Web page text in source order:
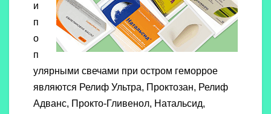
и
п
о
п
улярными свечами при остром геморрое
являются Релиф Ультра, Проктозан, Релиф
Адванс, Прокто-Гливенол, Натальсид,